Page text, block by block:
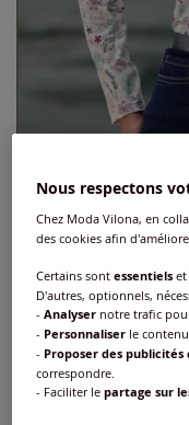
Polo 95% coton
Réf : 298.856.022
Nous respectons
Chez Moda Vilona, en
des cookies afin
Certains sontessentiels et
D'autres, optionnels,
-Analyser notre trafic
- Personnaliser le
- Proposer des publicités
correspondre.
- Faciliter lepartage sur